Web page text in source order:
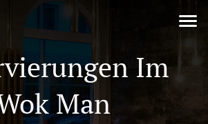
Im
Man